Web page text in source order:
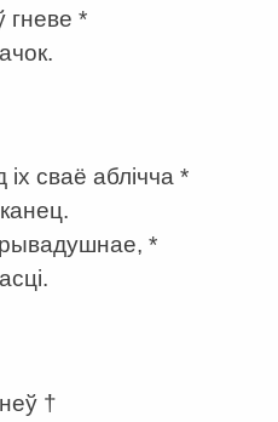
гневе *
сваё аблічча *
канец.
*
†